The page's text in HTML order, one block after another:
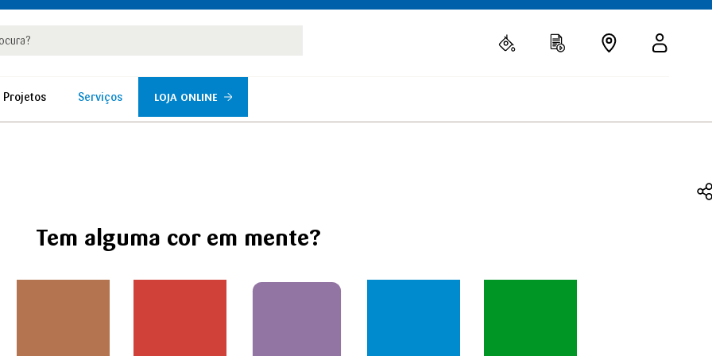
Projetos Serviços LOJA ONLINE
Tem alguma cor em mente?